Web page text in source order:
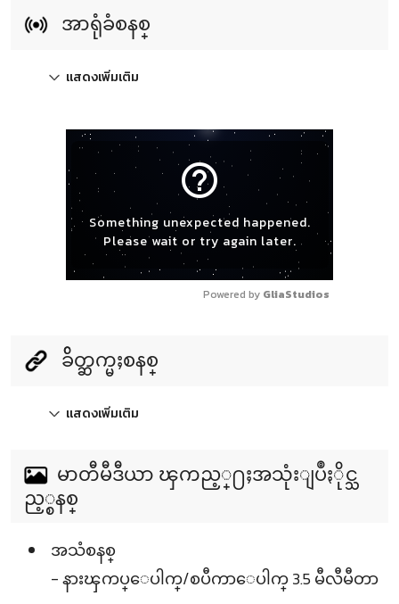
အာရုံခံစနစ္
แสดงเพิ่มเติม
help_outline
Something unexpected happened.
Please wait or try again later.
Powered by GliaStudios
ခ်ိတ္ဆက္မႈစနစ္
แสดงเพิ่มเติม
မာတီမီဒီယာ ၾကည့္႐ႈအသုံးျပဳႏိုင္သ
ည့္စနစ္
အသံစနစ္
- နားၾကပ္ေပါက္/စပီကာေပါက္ 3.5 မီလီမီတာ